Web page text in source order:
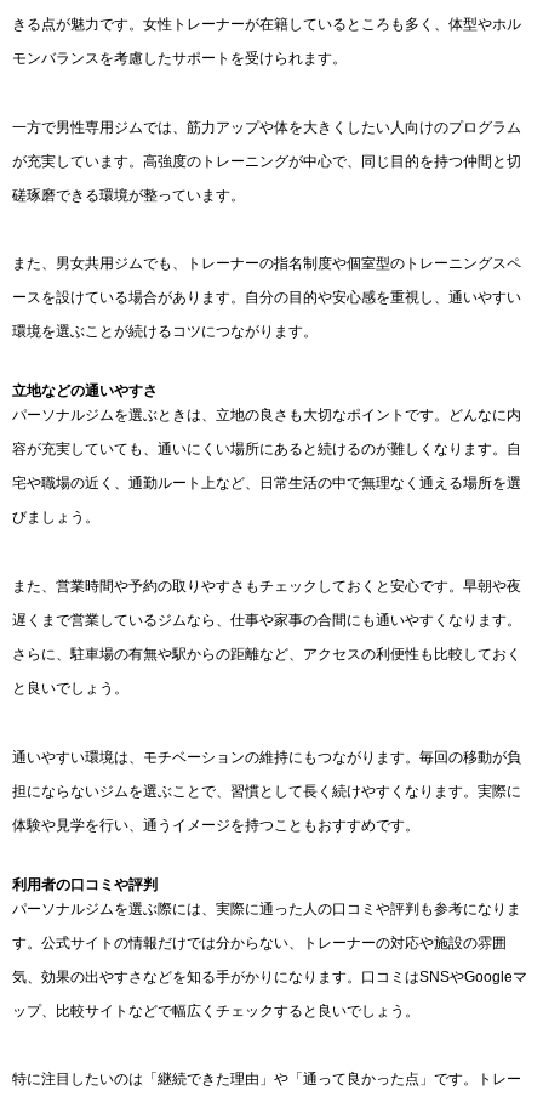
きる点が魅力です。女性トレーナーが在籍しているところも多く、体型やホル
モンバランスを考慮したサポートを受けられます。
一方で男性専用ジムでは、筋力アップや体を大きくしたい人向けのプログラム
が充実しています。高強度のトレーニングが中心で、同じ目的を持つ仲間と切
磋琢磨できる環境が整っています。
また、男女共用ジムでも、トレーナーの指名制度や個室型のトレーニングスペ
ースを設けている場合があります。自分の目的や安心感を重視し、通いやすい
環境を選ぶことが続けるコツにつながります。
立地などの通いやすさ
パーソナルジムを選ぶときは、立地の良さも大切なポイントです。どんなに内
容が充実していても、通いにくい場所にあると続けるのが難しくなります。自
宅や職場の近く、通勤ルート上など、日常生活の中で無理なく通える場所を選
びましょう。
また、営業時間や予約の取りやすさもチェックしておくと安心です。早朝や夜
遅くまで営業しているジムなら、仕事や家事の合間にも通いやすくなります。
さらに、駐車場の有無や駅からの距離など、アクセスの利便性も比較しておく
と良いでしょう。
通いやすい環境は、モチベーションの維持にもつながります。毎回の移動が負
担にならないジムを選ぶことで、習慣として長く続けやすくなります。実際に
体験や見学を行い、通うイメージを持つこともおすすめです。
利用者の口コミや評判
パーソナルジムを選ぶ際には、実際に通った人の口コミや評判も参考になりま
す。公式サイトの情報だけでは分からない、トレーナーの対応や施設の雰囲
気、効果の出やすさなどを知る手がかりになります。口コミはSNSやGoogleマ
ップ、比較サイトなどで幅広くチェックすると良いでしょう。
特に注目したいのは「継続できた理由」や「通って良かった点」です。トレー